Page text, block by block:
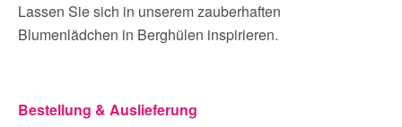
Lassen Sie sich in unserem zauberhaften
Blumenlädchen in Berghülen inspirieren.
Bestellung & Auslieferung